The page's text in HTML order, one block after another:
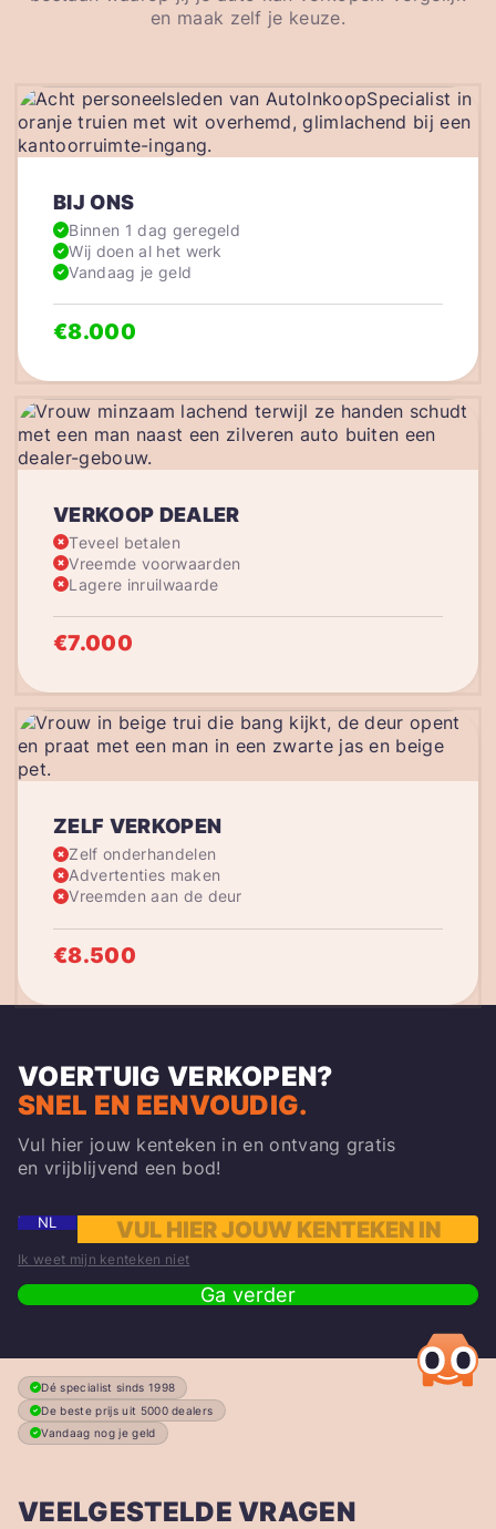
en maak zelf je keuze.
VERKOOP DEALER
Teveel betalen
Vreemde voorwaarden
Lagere inruilwaarde
€7.000
BIJ ONS
Binnen 1 dag geregeld
Wij doen al het werk
Vandaag je geld
€8.000
ZELF VERKOPEN
Zelf onderhandelen
Advertenties maken
Vreemden aan de deur
€8.500
VOERTUIG VERKOPEN?
SNEL EN EENVOUDIG.
Vul hier jouw kenteken in en ontvang gratis
en vrijblijvend een bod!
NL
Ik weet mijn kenteken niet
Ga verder
Dé specialist sinds 1998
De beste prijs uit 5000 dealers
Vandaag nog je geld
VEELGESTELDE VRAGEN